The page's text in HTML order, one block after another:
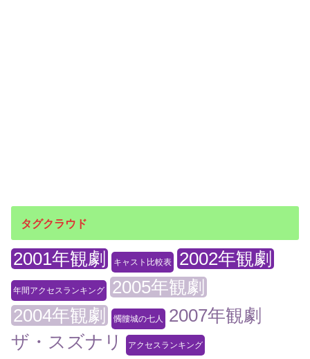
タグクラウド
2001年観劇 キャスト比較表 2002年観劇
年間アクセスランキング
2005年観劇
2004年観劇
髑髏城の七人
2007年観劇
ザ・スズナリ
アクセスランキング